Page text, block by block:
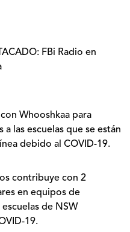
FBi Radio en
Whooshkaa para
las escuelas que se están
debido al COVID-19.
contribuye con 2
en equipos de
de NSW
19.